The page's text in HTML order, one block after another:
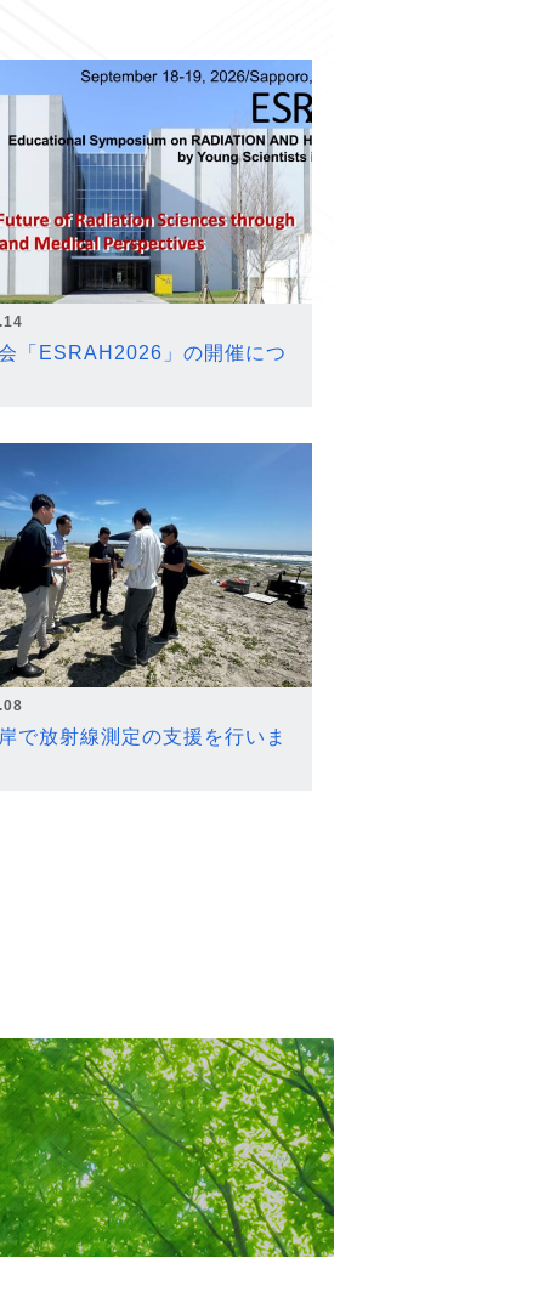
「ESRAH2026」の開催につ
で放射線測定の支援を行いま